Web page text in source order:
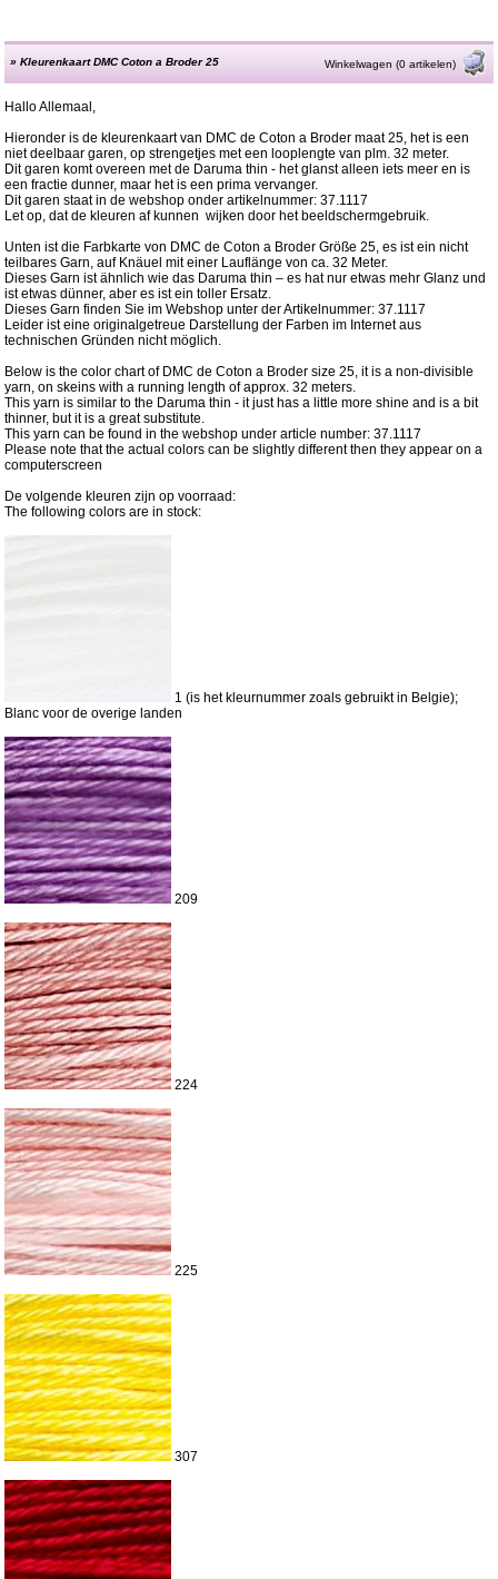
»Kleurenkaart DMC Coton a Broder 25 Winkelwagen (0 artikelen)
Hallo Allemaal,
Hieronder is de kleurenkaart van DMC de Coton a Broder maat 25, het is een
niet deelbaar garen, op strengetjes met een looplengte van plm. 32 meter.
Dit garen komt overeen met de Daruma thin - het glanst alleen iets meer en is
een fractie dunner, maar het is een prima vervanger.
Dit garen staat in de webshop onder artikelnummer: 37.1117
Let op, dat de kleuren af kunnen wijken door het beeldschermgebruik.
Unten ist die Farbkarte von DMC de Coton a Broder Größe 25, es ist ein nicht
teilbares Garn, auf Knäuel mit einer Lauflänge von ca. 32 Meter.
Dieses Garn ist ähnlich wie das Daruma thin – es hat nur etwas mehr Glanz und
ist etwas dünner, aber es ist ein toller Ersatz.
Dieses Garn finden Sie im Webshop unter der Artikelnummer: 37.1117
Leider ist eine originalgetreue Darstellung der Farben im Internet aus
technischen Gründen nicht möglich.
Below is the color chart of DMC de Coton a Broder size 25, it is a non-divisible
yarn, on skeins with a running length of approx. 32 meters.
This yarn is similar to the Daruma thin - it just has a little more shine and is a bit
thinner, but it is a great substitute.
This yarn can be found in the webshop under article number: 37.1117
Please note that the actual colors can be slightly different then they appear on a
computerscreen
De volgende kleuren zijn op voorraad:
The following colors are in stock:
1 (is het kleurnummer zoals gebruikt in Belgie);
Blanc voor de overige landen
209
224
225
307